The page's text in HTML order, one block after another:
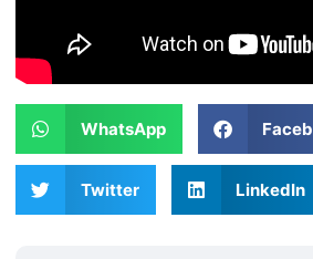
WhatsApp
Twitter LinkedIn